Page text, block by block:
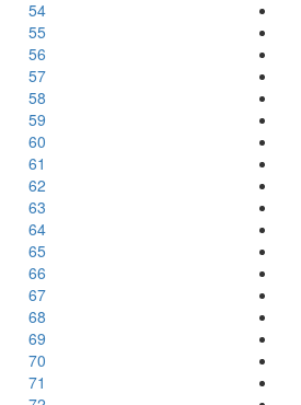
54
55
56
57
58
59
60
61
62
63
64
65
66
67
68
69
70
71